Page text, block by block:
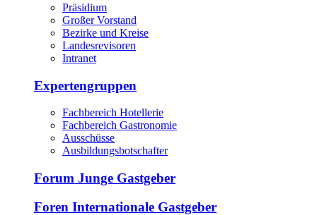
Präsidium
Großer Vorstand
Bezirke und Kreise
Landesrevisoren
Intranet
Expertengruppen
Fachbereich Hotellerie
Fachbereich Gastronomie
Ausschüsse
Ausbildungsbotschafter
Forum Junge Gastgeber
Foren Internationale Gastgeber